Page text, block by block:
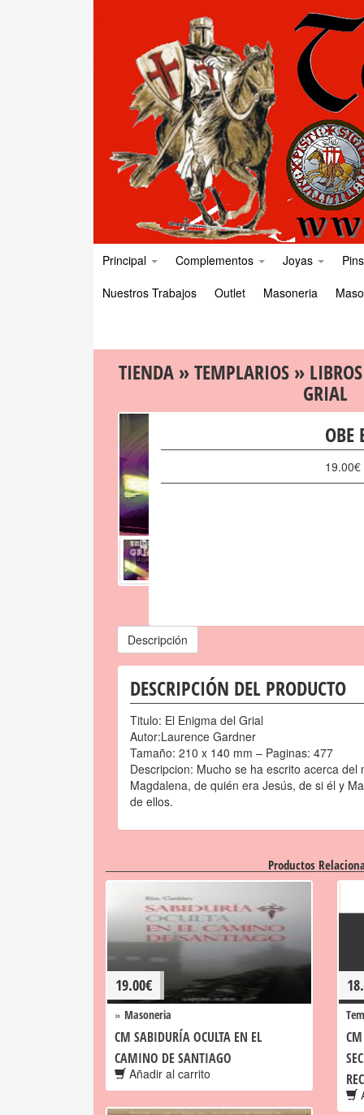
Principal Complementos Joyas
Pins
Nuestros Trabajos
Outlet Masoneria
TIENDA»TEMPLARIOS» LIBROS
GRIAL
OBE
19.00€
Descripción
DESCRIPCIÓN DEL PRODUCTO
Titulo: El Enigma del Grial
Autor:Laurence Gardner
Tamaño: 210 x 140 mm – Paginas: 477
Descripcion: Mucho se ha escrito acerca
Magdalena, de quién era Jesús, de si él y
de ellos.
Productos
19.00€
» Masoneria
CM SABIDURÍA OCULTA EN EL
CAMINO DE SANTIAGO
Añadir al carrito